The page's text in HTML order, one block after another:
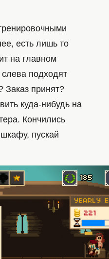
есть лишь то
на главном
подходят
Заказ принят?
куда-нибудь на
Кончились
пускай